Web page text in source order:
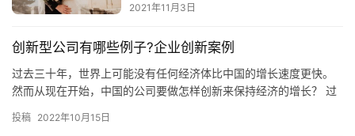
2021年11月3日
创新型公司有哪些例子?企业创新案例
过去三十年，世界上可能没有任何经济体比中国的增长速度更快。
然而从现在开始，中国的公司要做怎样创新来保持经济的增长？ 过
年，这…
投稿 2022年10月15日